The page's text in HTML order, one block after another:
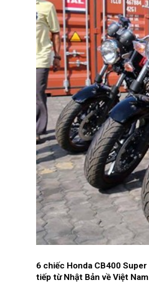
6 chiếc Honda CB400
tiếp từ Nhật Bản về Việt